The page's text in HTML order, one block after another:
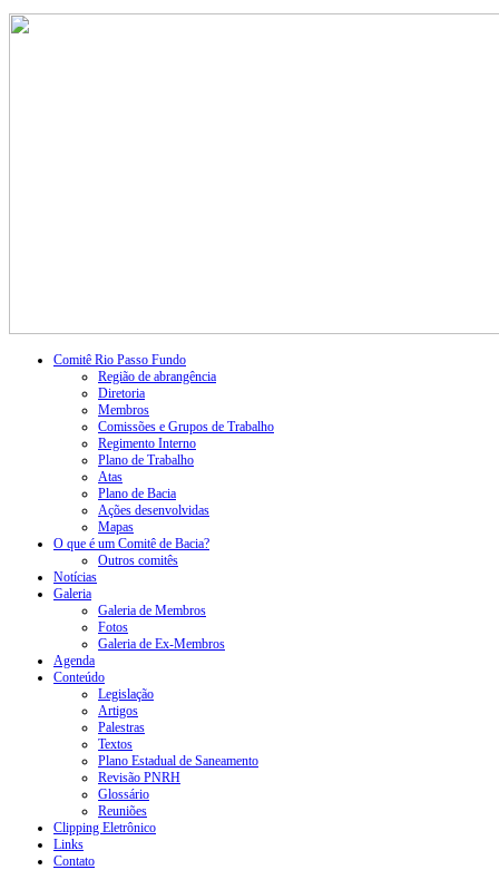
Comitê Rio Passo Fundo
Região de abrangência
Diretoria
Membros
Comissões e Grupos de Trabalho
Regimento Interno
Plano de Trabalho
Atas
Plano de Bacia
Ações desenvolvidas
Mapas
O que é um Comitê de Bacia?
Outros comitês
Notícias
Galeria
Galeria de Membros
Fotos
Galeria de Ex-Membros
Agenda
Conteúdo
Legislação
Artigos
Palestras
Textos
Plano Estadual de Saneamento
Revisão PNRH
Glossário
Reuniões
Clipping Eletrônico
Links
Contato